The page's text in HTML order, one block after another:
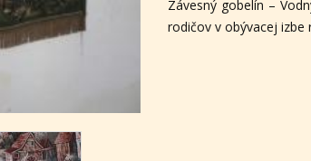
Závesný gobelín –
rodičov v obývacej izbe